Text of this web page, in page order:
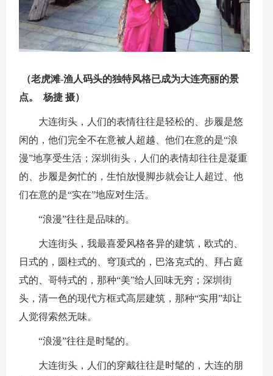
（老虎滩-渔人码头的独特风格已成为大连亮丽的景
点。 杨捷 摄）
大连街头，人们的表情往往是轻松的、步履是悠
闲的，他们完全不在意被人超越、他们在意的是“浪
漫”地享受生活；深圳街头，人们的表情却往往是凝重
的、步履是匆忙的，生怕放慢脚步就会让人超过、他
们在意的是“实在”地应对生活。
“浪漫”往往是品味的。
大连街头，我最喜爱风格各异的建筑，欧式的、
日式的，圆柱式的、穹顶式的，巴洛克式的、拜占庭
式的、哥特式的，那种“美”给人回味无穷；深圳街
头，清一色的现代方框式高层建筑，那种“实用”却让
人觉得索然无味。
“浪漫”往往是时髦的。
大连街头，人们的穿戴往往是时髦的，大连的朋